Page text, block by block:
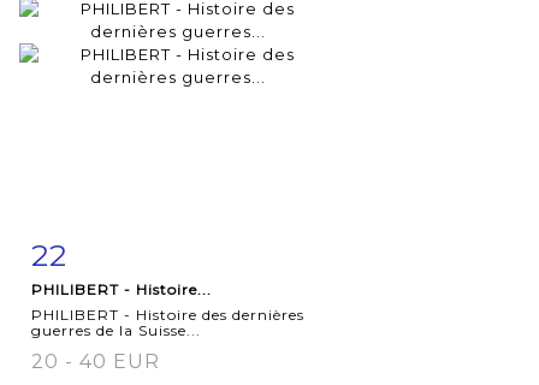
Item detail
22
PHILIBERT - Histoire...
PHILIBERT - Histoire des dernières
guerres de la Suisse...
20 - 40 EUR